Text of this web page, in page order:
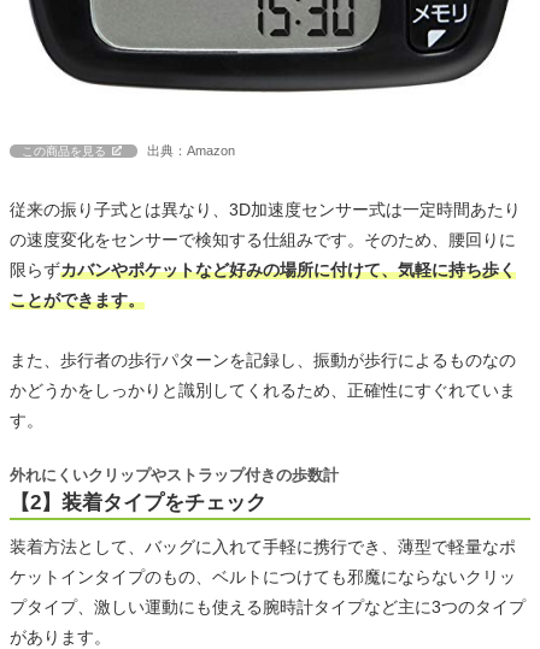
この商品を見る 出典：Amazon
従来の振り子式とは異なり、3D加速度センサー式は一定時間あたり
の速度変化をセンサーで検知する仕組みです。そのため、腰回りに
限らずカバンやポケットなど好みの場所に付けて、気軽に持ち歩く
ことができます。
また、歩行者の歩行パターンを記録し、振動が歩行によるものなの
かどうかをしっかりと識別してくれるため、正確性にすぐれていま
す。
【2】装着タイプをチェック
外れにくいクリップやストラップ付きの歩数計
装着方法として、バッグに入れて手軽に携行でき、薄型で軽量なポ
ケットインタイプのもの、ベルトにつけても邪魔にならないクリッ
プタイプ、激しい運動にも使える腕時計タイプなど主に3つのタイプ
があります。